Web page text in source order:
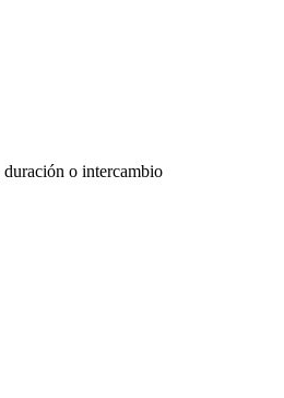
o intercambio